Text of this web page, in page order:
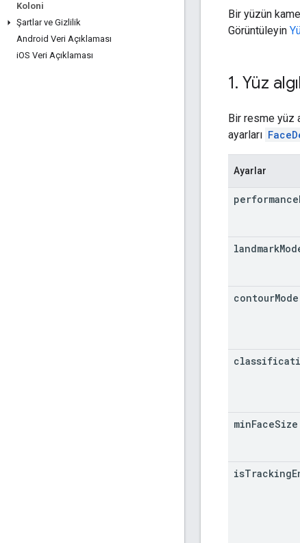
Koloni
Şartlar ve Gizlilik
Android Veri Açıklaması
iOS Veri Açıklaması
Bir yüzün
Görüntüleyin
1. Yüz
Bir resme yüz
ayarları
Ayarlar
performance
landmark
contourMode
minFaceSize
isTracking